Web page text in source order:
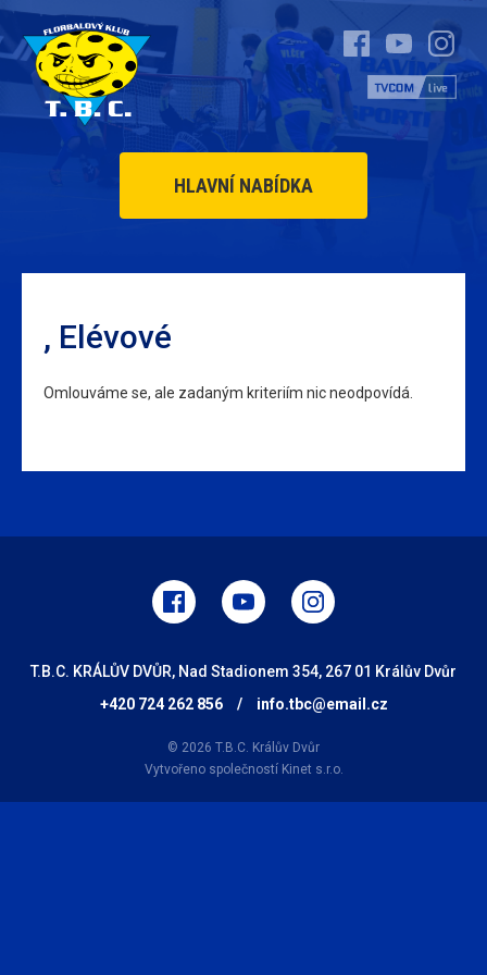
HLAVNÍ NABÍDKA
, Elévové
Omlouváme se, ale zadaným kriteriím nic neodpovídá.
T.B.C. KRÁLŮV DVŮR, Nad Stadionem 354, 267 01 Králův Dvůr
+420 724 262 856
/ info.tbc@email.cz
© 2026 T.B.C. Králův Dvůr
Vytvořeno společností Kinet s.r.o.